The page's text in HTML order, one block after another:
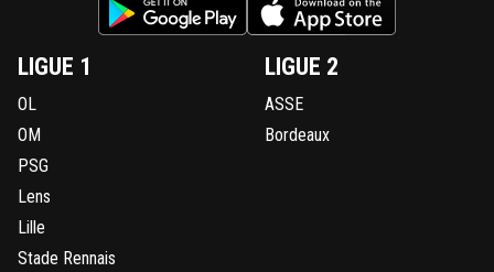
LIGUE 1
OL
OM
PSG
Lens
Lille
Stade Rennais
LIGUE 2
ASSE
Bordeaux